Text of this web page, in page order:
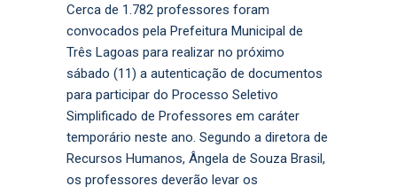
Cerca de 1.782 professores foram
convocados pela Prefeitura Municipal de
Três Lagoas para realizar no próximo
sábado (11) a autenticação de documentos
para participar do Processo Seletivo
Simplificado de Professores em caráter
temporário neste ano. Segundo a diretora de
Recursos Humanos, Ângela de Souza Brasil,
os professores deverão levar os